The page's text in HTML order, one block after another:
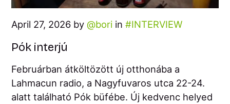
April 27, 2026 by bori in INTERVIEW
Pók interjú
Februárban átköltözött új otthonába a
Lahmacun radio, a Nagyfuvaros utca 22-24.
alatt található Pók büfébe. Új kedvenc helyed